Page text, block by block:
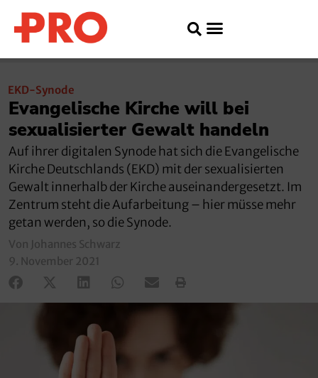
EKD-Synode
Evangelische Kirche will bei
sexualisierter Gewalt handeln
Auf ihrer digitalen Synode hat sich die Evangelische
Kirche Deutschlands (EKD) mit der sexualisierten
Gewalt innerhalb der Kirche auseinandergesetzt. Im
Zentrum steht die Aufarbeitung – hier müsse mehr
getan werden, so die Synode.
Von Johannes Schwarz
9. November 2021